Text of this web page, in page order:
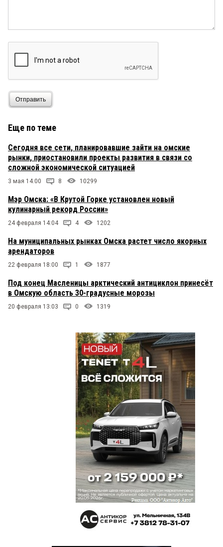
Отправить
Еще по теме
Сегодня все сети, планировавшие зайти на омские
рынки, приостановили проекты развития в связи со
сложной экономической ситуацией
3 мая 14:00 8 10299
Мэр Омска: «В Крутой Горке установлен новый
кулинарный рекорд России»
24 февраля 14:04 4 1202
На муниципальных рынках Омска растет число якорных
арендаторов
22 февраля 18:00 1 1877
Под конец Масленицы арктический антициклон принесёт
в Омскую область 30-градусные морозы
20 февраля 13:03 0 1319